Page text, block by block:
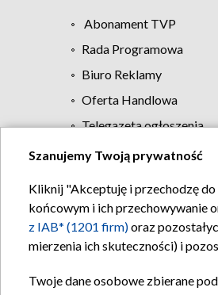
Abonament TVP
Rada Programowa
Biuro Reklamy
Oferta Handlowa
Telegazeta ogłoszenia
Szanujemy Twoją prywatność
Kliknij "Akceptuję i przechodzę
końcowym i ich przechowywanie
z IAB* (1201 firm)oraz
mierzenia ich skuteczności) i
Twoje dane osobowe zbierane